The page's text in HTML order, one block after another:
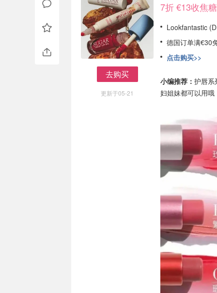
去购买
更新于05-21
7折 €13收焦
Lookfantastic
德国订单满€30
点击购买>>
小编推荐： 护唇系
妇姐妹都可以用哦